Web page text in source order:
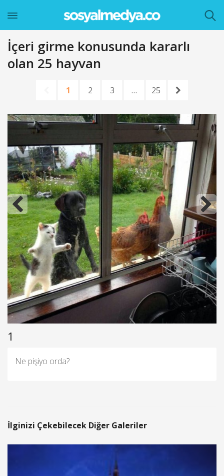
İçeri girme konusunda kararlı
olan 25 hayvan
1 2 3 … 25
1
Ne pişiyo orda?
İlginizi Çekebilecek Diğer Galeriler